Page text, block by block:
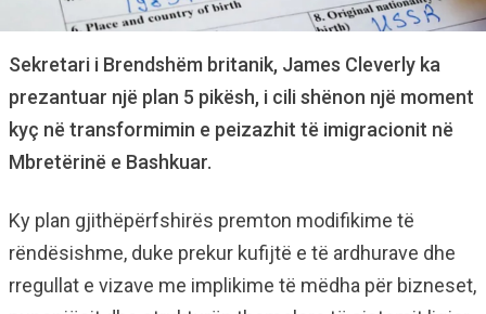
Sekretari i Brendshëm britanik, James Cleverly ka
prezantuar një plan 5 pikësh, i cili shënon një moment
kyç në transformimin e peizazhit të imigracionit në
Mbretërinë e Bashkuar.
Ky plan gjithëpërfshirës premton modifikime të
rëndësishme, duke prekur kufijtë e të ardhurave dhe
rregullat e vizave me implikime të mëdha për bizneset,